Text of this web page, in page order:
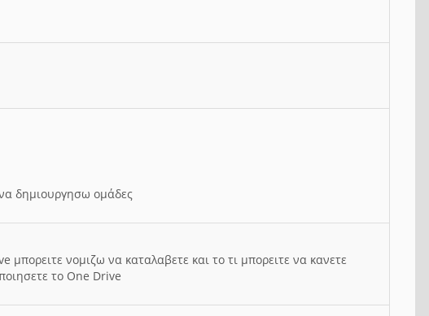
δημιουργησω ομάδες
νομιζω να καταλαβετε και το τι μπορειτε να κανετε
το One Drive